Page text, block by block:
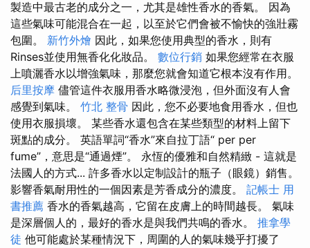
製造中最古老的成分之一，尤其是雄性香水的香氣。 因為
這些氣味可能混合在一起，以至於它們會被不愉快的強壯霧
包圍。 新竹外燴 因此，如果您使用典型的香水，則有
Rinses並使用無香化化妝品。 數位行銷 如果您經常在衣服
上噴灑香水以增強氣味，那麼您就會知道它根本沒有作用。
后里按摩 儘管這件衣服用香水略微浸泡，但外面沒有人會
感覺到氣味。 竹北 整骨 因此，您不必要地食用香水，但也
使用衣服損壞。 某些香水還包含在某些類型的材料上留下
斑點的成分。 英語單詞“香水”來自拉丁語“ per per
fume”，意思是“通過煙”。 永恆的優雅和自然精緻 - 這就是
法國人的方式... 許多香水以定制設計的瓶子（眼鏡）銷售。
影響香氣耐用性的一個因素是芳香成分的濃度。 記帳士 用
書推薦 香水的香氣越高，它留在皮膚上的時間越長。 氣味
是深層個人的，最好的香水是與我們共鳴的香水。 推拿學
徒 他可能處於某種情況下，周圍的人的氣味幾乎打擾了